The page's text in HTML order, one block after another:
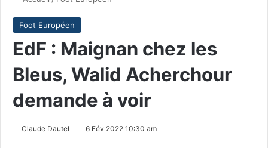
Foot Européen
EdF : Maignan chez les
Bleus, Walid Acherchour
demande à voir
Claude Dautel 6 Fév 2022 10:30 am